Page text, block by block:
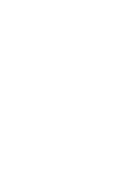
PPC hirdetések
pozíciókat vásárolj meg
Ez a fokozott
jelent majd
lényege, hogy csak